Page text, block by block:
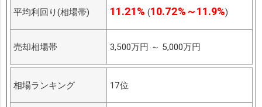
平均利回り(相場帯) 11.21% (10.72%～11.9%)
売却相場帯 3,500万円 ～ 5,000万円
相場ランキング 17位